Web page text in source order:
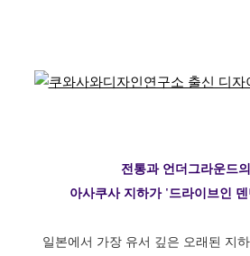
전통과 언더그라운드
아사쿠사 지하가 '드라이브인
일본에서 가장 유서 깊은 오래된 지